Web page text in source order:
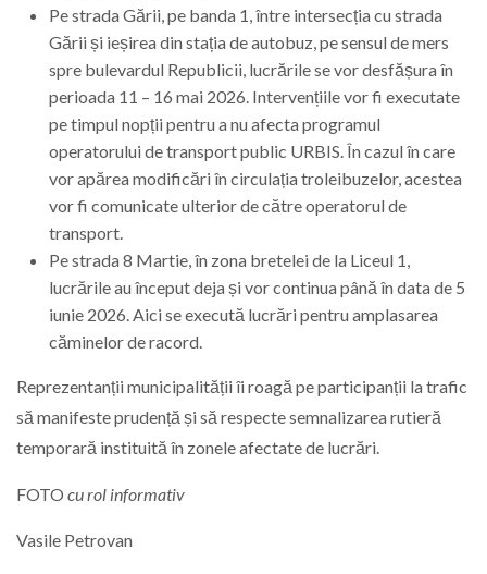
Pe strada Gării, pe banda 1, între intersecția cu strada
Gării și ieșirea din stația de autobuz, pe sensul de mers
spre bulevardul Republicii, lucrările se vor desfășura în
perioada 11 – 16 mai 2026. Intervențiile vor fi executate
pe timpul nopții pentru a nu afecta programul
operatorului de transport public URBIS. În cazul în care
vor apărea modificări în circulația troleibuzelor, acestea
vor fi comunicate ulterior de către operatorul de
transport.
Pe strada 8 Martie, în zona bretelei de la Liceul 1,
lucrările au început deja și vor continua până în data de 5
iunie 2026. Aici se execută lucrări pentru amplasarea
căminelor de racord.
Reprezentanții municipalității îi roagă pe participanții la trafic
să manifeste prudență și să respecte semnalizarea rutieră
temporară instituită în zonele afectate de lucrări.
FOTO cu rol informativ
Vasile Petrovan